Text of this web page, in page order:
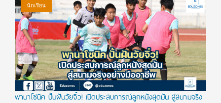
นักเรียน
พานาโซนิค ปั้นฝันวัยจิ๋ว! เปิดประสบการณ์ลูกหนังสุดมัน สู่สนามจริง